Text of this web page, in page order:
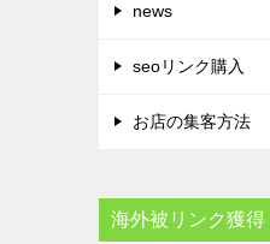
news
seoリンク購入
お店の集客方法
海外被リンク獲得